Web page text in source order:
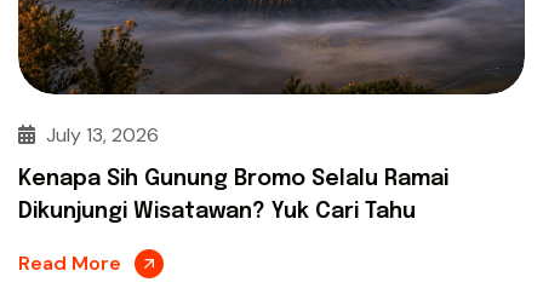
July 13, 2026
Kenapa Sih Gunung Bromo Selalu Ramai
Dikunjungi Wisatawan? Yuk Cari Tahu
Read More